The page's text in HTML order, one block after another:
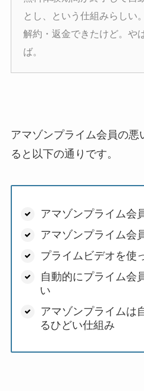
とし、という仕組みらしい
解約・返金できたけど。や
ば。
アマゾンプライム会員の悪
ると以下の通りです。
アマゾンプライム会
アマゾンプライム会
プライムビデオを使
自動的にプライム会
い
アマゾンプライムは
るひどい仕組み